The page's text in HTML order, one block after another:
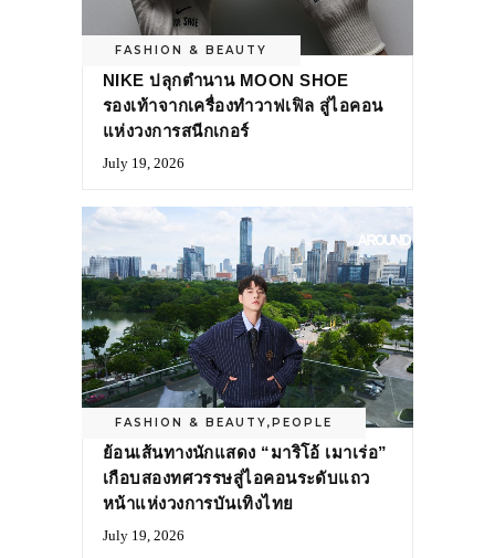
FASHION & BEAUTY
NIKE ปลุกตำนาน MOON SHOE
รองเท้าจากเครื่องทำวาฟเฟิล สู่ไอคอน
แห่งวงการสนีกเกอร์
July 19, 2026
FASHION & BEAUTY,PEOPLE
ย้อนเส้นทางนักแสดง “มาริโอ้ เมาเร่อ”
เกือบสองทศวรรษสู่ไอคอนระดับแถว
หน้าแห่งวงการบันเทิงไทย
July 19, 2026